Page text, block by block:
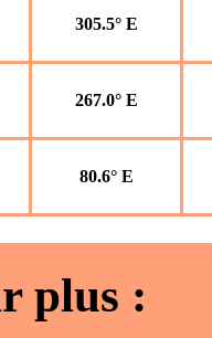
305.5° E
267.0° E
80.6° E
plus :